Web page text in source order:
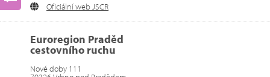
Oficiální web JSCR
Euroregion Praděd
cestovního ruchu
Nové doby 111